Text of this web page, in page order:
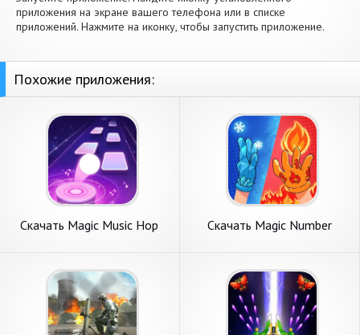
приложения на экране вашего телефона или в списке
приложений. Нажмите на иконку, чтобы запустить приложение.
Похожие приложения:
Скачать Magic Music Hop
Скачать Magic Number